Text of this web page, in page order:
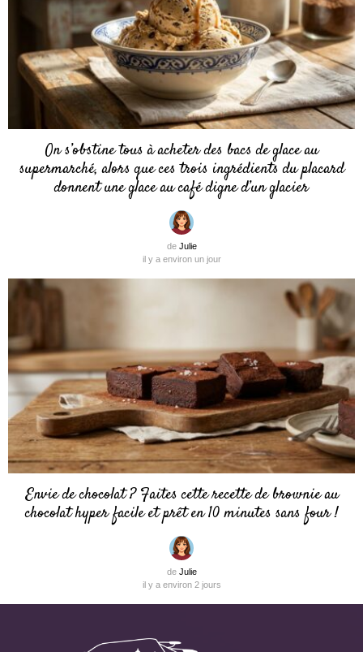
On s’obstine tous à acheter des bacs de glace au
supermarché, alors que ces trois ingrédients du placard
donnent une glace au café digne d’un glacier
de Julie
il y a environ un jour
Envie de chocolat ? Faites cette recette de brownie au
chocolat hyper facile et prêt en 10 minutes sans four !
de Julie
il y a environ 2 jours